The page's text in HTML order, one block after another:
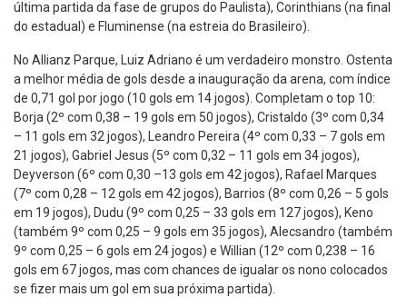
última partida da fase de grupos do Paulista), Corinthians (na final
do estadual) e Fluminense (na estreia do Brasileiro).
No Allianz Parque, Luiz Adriano é um verdadeiro monstro. Ostenta
a melhor média de gols desde a inauguração da arena, com índice
de 0,71 gol por jogo (10 gols em 14 jogos). Completam o top 10:
Borja (2º com 0,38 – 19 gols em 50 jogos), Cristaldo (3º com 0,34
– 11 gols em 32 jogos), Leandro Pereira (4º com 0,33 – 7 gols em
21 jogos), Gabriel Jesus (5º com 0,32 – 11 gols em 34 jogos),
Deyverson (6º com 0,30 –13 gols em 42 jogos), Rafael Marques
(7º com 0,28 – 12 gols em 42 jogos), Barrios (8º com 0,26 – 5 gols
em 19 jogos), Dudu (9º com 0,25 – 33 gols em 127 jogos), Keno
(também 9º com 0,25 – 9 gols em 35 jogos), Alecsandro (também
9º com 0,25 – 6 gols em 24 jogos) e Willian (12º com 0,238 – 16
gols em 67 jogos, mas com chances de igualar os nono colocados
se fizer mais um gol em sua próxima partida).